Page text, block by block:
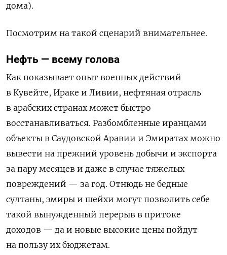
дома).
Посмотрим на такой сценарий внимательнее.
Нефть — всему голова
Как показывает опыт военных действий
в Кувейте, Ираке и Ливии, нефтяная отрасль
в арабских странах может быстро
восстанавливаться. Разбомбленные иранцами
объекты в Саудовской Аравии и Эмиратах можно
вывести на прежний уровень добычи и экспорта
за пару месяцев и даже в случае тяжелых
повреждений — за год. Отнюдь не бедные
султаны, эмиры и шейхи могут позволить себе
такой вынужденный перерыв в притоке
доходов — да и новые высокие цены пойдут
на пользу их бюджетам.